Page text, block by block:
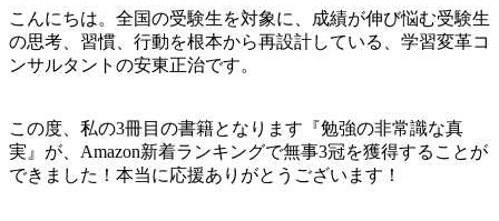
こんにちは。全国の受験生を対象に、成績が伸び悩む受験生
の思考、習慣、行動を根本から再設計している、学習変革コ
ンサルタントの安東正治です。
この度、私の3冊目の書籍となります『勉強の非常識な真
実』が、Amazon新着ランキングで無事3冠を獲得することが
できました！本当に応援ありがとうございます！